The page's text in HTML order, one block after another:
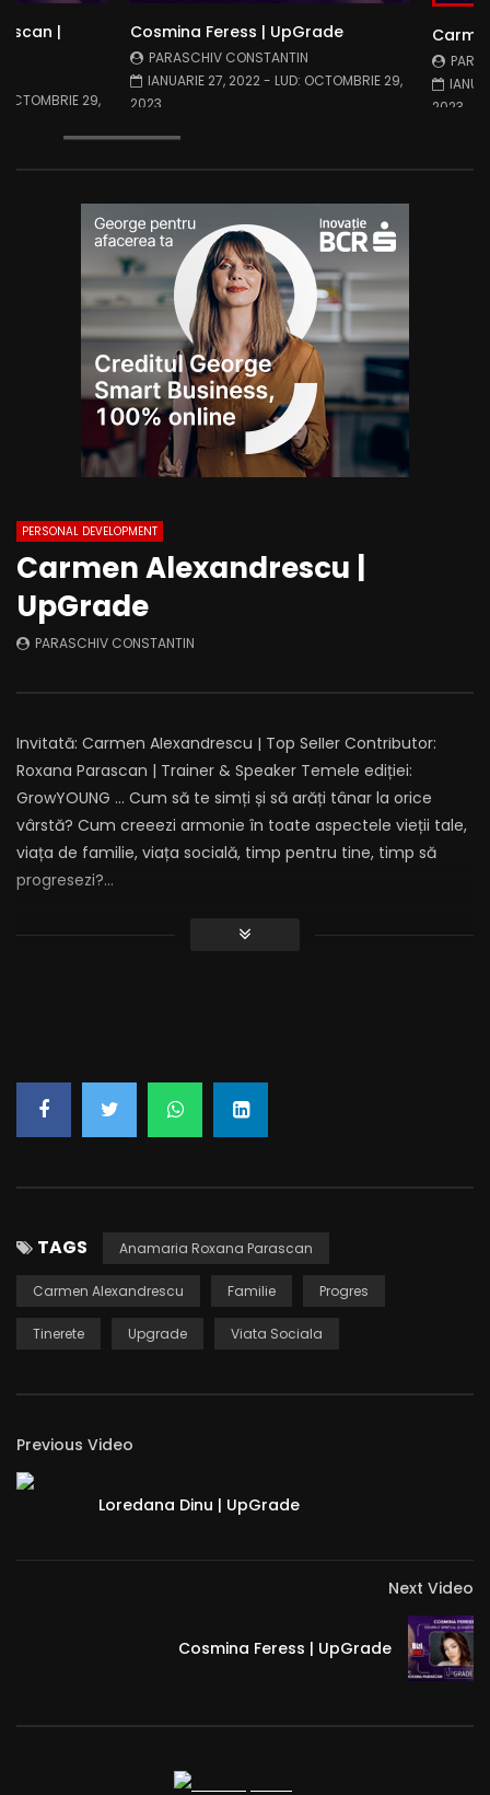
|
OCTOMBRIE 29,
Cosmina Feress | UpGrade
PARASCHIV CONSTANTIN
IANUARIE 27, 2022- LUD: OCTOMBRIE 29,
2023
2023
PERSONAL DEVELOPMENT
Carmen Alexandrescu |
UpGrade
PARASCHIV CONSTANTIN
Invitată: Carmen Alexandrescu | Top Seller Contributor:
Roxana Parascan | Trainer & Speaker Temele ediției:
GrowYOUNG … Cum să te simți și să arăți tânar la orice
vârstă? Cum creeezi armonie în toate aspectele vieții tale,
viața de familie, viața socială, timp pentru tine, timp să
progresezi?…
Membership Required
TAGS Anamaria Roxana Parascan
Carmen Alexandrescu Familie Progres
Tinerete Upgrade Viata Sociala
Previous Video
Loredana Dinu | UpGrade
Next Video
Cosmina Feress | UpGrade